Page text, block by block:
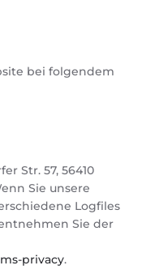
bei folgendem
Str. 57, 56410
Sie unsere
Logfiles
Sie der
privacy.